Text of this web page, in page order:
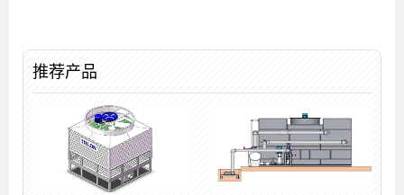
推荐产品